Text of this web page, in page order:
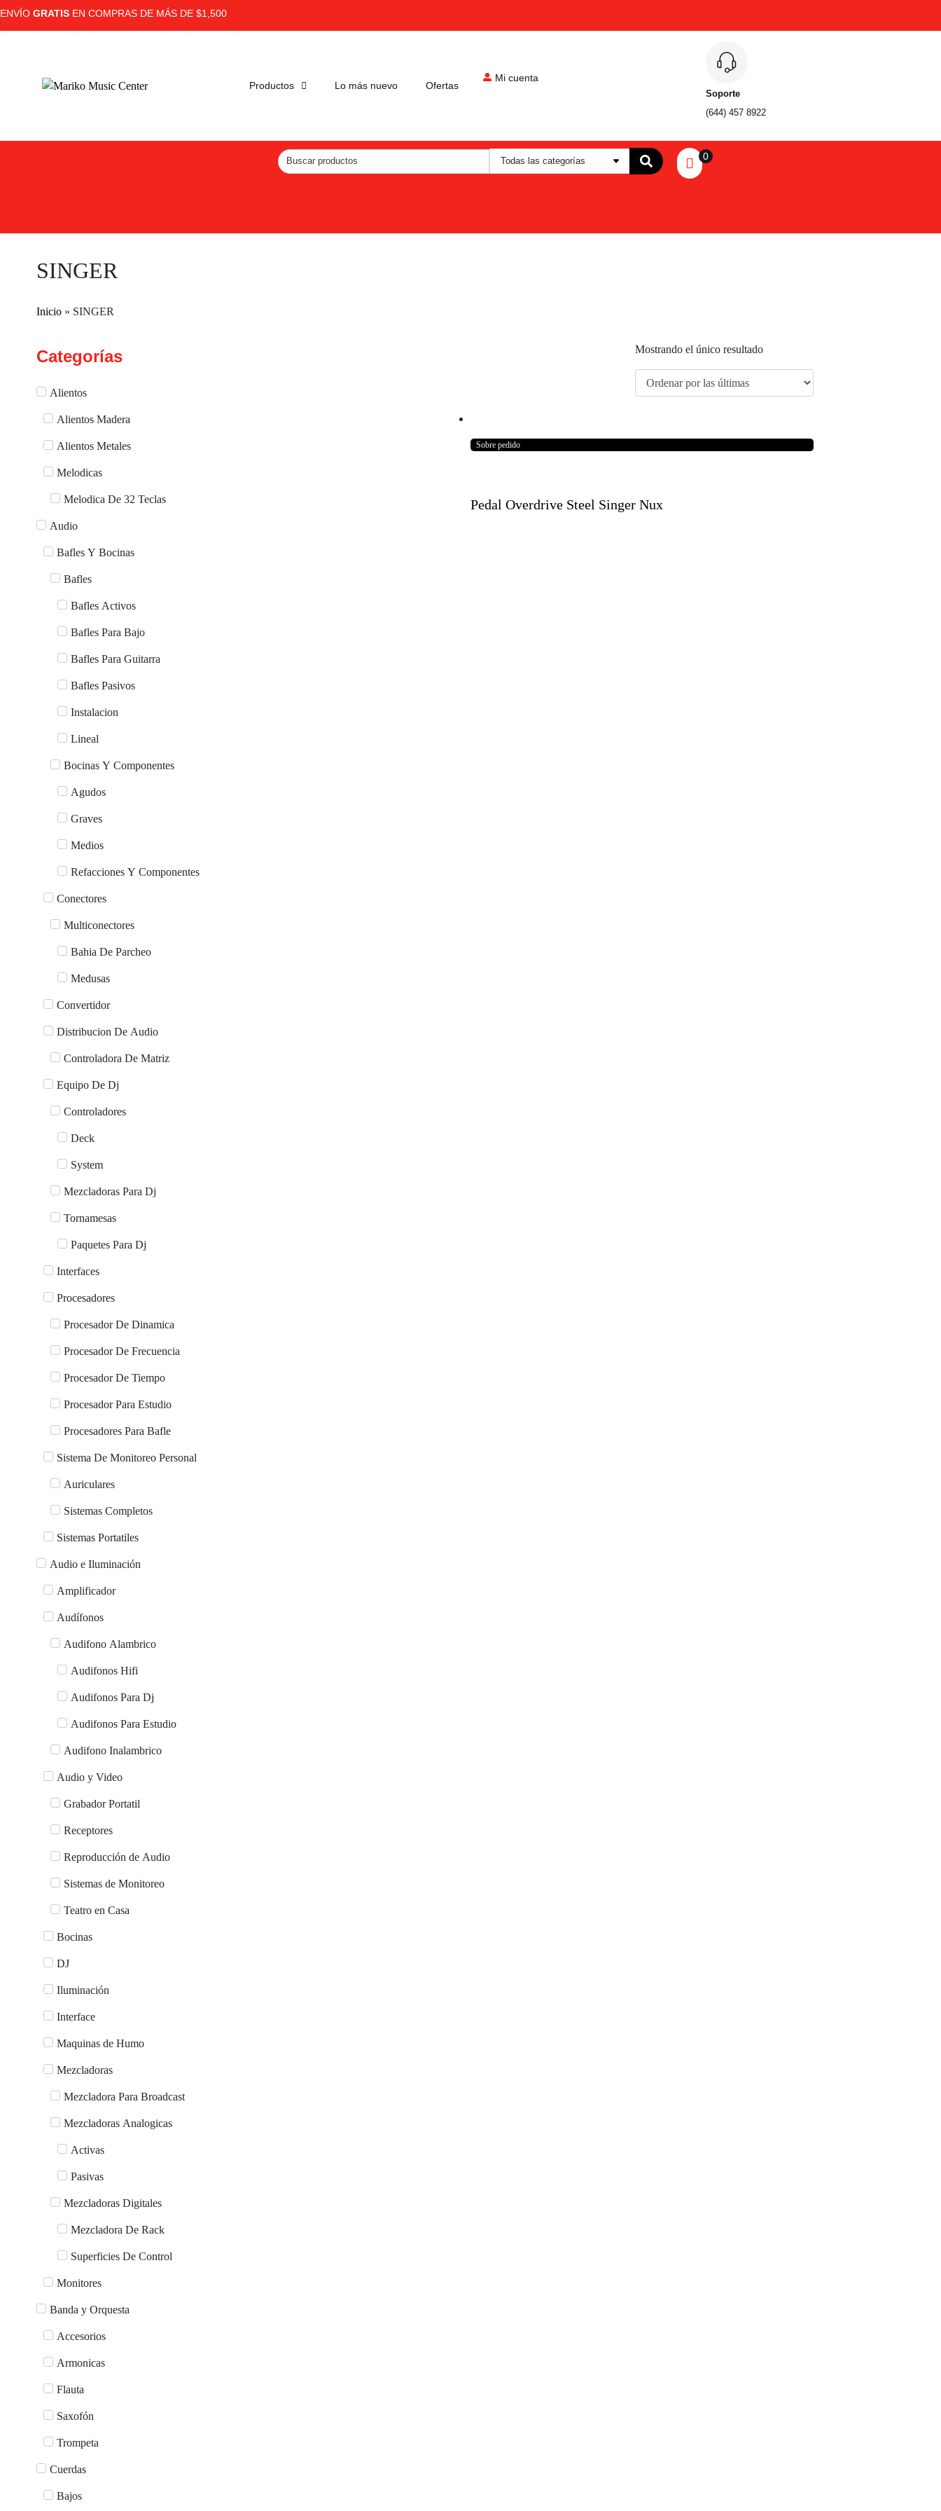
ENVÍO GRATIS EN COMPRAS DE MÁS DE $1,500
Productos Lo más nuevo Ofertas
Mi cuenta
Soporte
(644) 457 8922
0
SINGER
Inicio » SINGER
Categorías
Alientos
Alientos Madera
Alientos Metales
Melodicas
Melodica De 32 Teclas
Audio
Bafles Y Bocinas
Bafles
Bafles Activos
Bafles Para Bajo
Bafles Para Guitarra
Bafles Pasivos
Instalacion
Lineal
Bocinas Y Componentes
Agudos
Graves
Medios
Refacciones Y Componentes
Conectores
Multiconectores
Bahia De Parcheo
Medusas
Convertidor
Distribucion De Audio
Controladora De Matriz
Equipo De Dj
Controladores
Deck
System
Mezcladoras Para Dj
Tornamesas
Paquetes Para Dj
Interfaces
Procesadores
Procesador De Dinamica
Procesador De Frecuencia
Procesador De Tiempo
Procesador Para Estudio
Procesadores Para Bafle
Sistema De Monitoreo Personal
Auriculares
Sistemas Completos
Sistemas Portatiles
Audio e Iluminación
Amplificador
Audífonos
Audifono Alambrico
Audifonos Hifi
Audifonos Para Dj
Audifonos Para Estudio
Audifono Inalambrico
Audio y Video
Grabador Portatil
Receptores
Reproducción de Audio
Sistemas de Monitoreo
Teatro en Casa
Bocinas
DJ
Iluminación
Interface
Maquinas de Humo
Mezcladoras
Mezcladora Para Broadcast
Mezcladoras Analogicas
Activas
Pasivas
Mezcladoras Digitales
Mezcladora De Rack
Superficies De Control
Monitores
Banda y Orquesta
Accesorios
Armonicas
Flauta
Saxofón
Trompeta
Cuerdas
Bajos
Mostrando el único resultado
Sobre pedido
Pedal Overdrive Steel Singer Nux